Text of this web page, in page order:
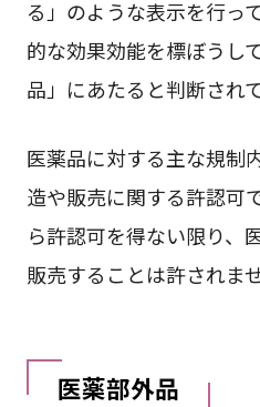
る」のような表示を行っ
的な効果効能を標ぼうし
品」にあたると判断され
医薬品に対する主な規制
造や販売に関する許認可
ら許認可を得ない限り、
販売することは許されませ
医薬部外品